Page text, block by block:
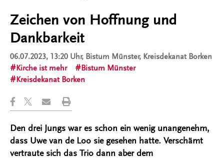
Zeichen von Hoffnung und
Dankbarkeit
06.07.2023, 13:20 Uhr, Bistum Münster, Kreisdekanat Borken
Kirche ist mehr
Bistum Münster
Kreisdekanat Borken
Den drei Jungs war es schon ein wenig unangenehm,
dass Uwe van de Loo sie gesehen hatte. Verschämt
vertraute sich das Trio dann aber dem